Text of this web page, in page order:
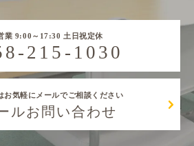
業 9:00～17:30 土日祝定休
215-1030
お気軽にメールでご相談ください
ルお問い合わせ